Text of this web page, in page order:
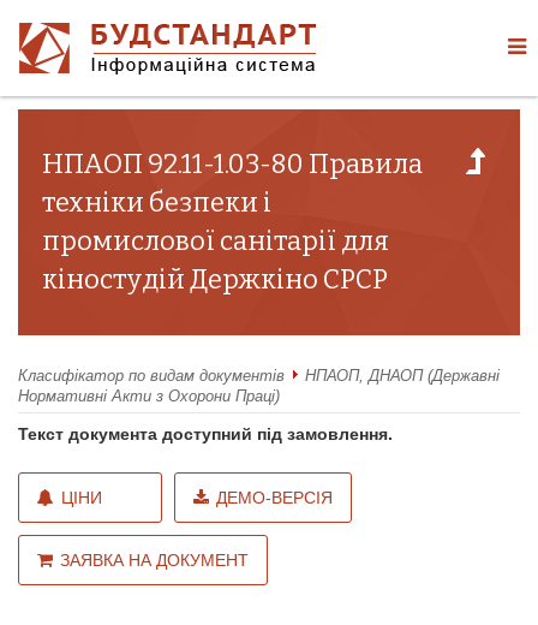
НПАОП 92.11-1.03-80 Правила
техніки безпеки і
промислової санітарії для
кіностудій Держкіно СРСР
Класифікатор по видам документів
НПАОП, ДНАОП (Державні
Нормативні Акти з Охорони Праці)
Текст документа доступний під замовлення.
ЦІНИ ДЕМО-ВЕРСІЯ
ЗАЯВКА НА ДОКУМЕНТ